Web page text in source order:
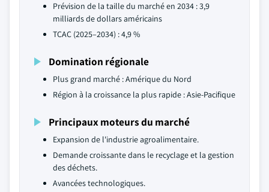
Prévision de la taille du marché en 2034 : 3,9
milliards de dollars américains
TCAC (2025–2034) : 4,9 %
Domination régionale
Plus grand marché : Amérique du Nord
Région à la croissance la plus rapide : Asie-Pacifique
Principaux moteurs du marché
Expansion de l'industrie agroalimentaire.
Demande croissante dans le recyclage et la gestion
des déchets.
Avancées technologiques.